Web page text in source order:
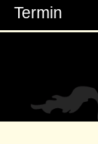
Termin